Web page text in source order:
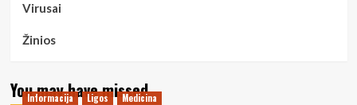
Virusai
Žinios
You may have missed
Informacija Ligos Medicina